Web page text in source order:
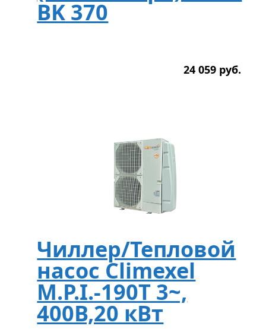
BK 370
24 059 руб.
Чиллер/Тепловой
насос Climexel
M.P.I.-190T 3~,
400В,20 кВт